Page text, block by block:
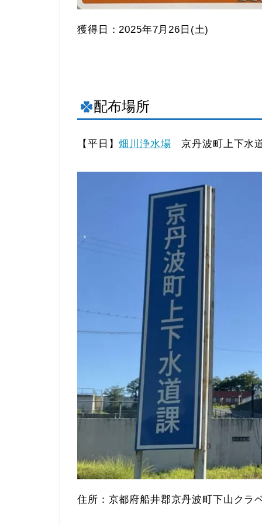
獲得日：2025年7月26日(土)
配布場所
【平日】畑川浄水場 京丹波町上下水
住所：京都府船井郡京丹波町下山クラ